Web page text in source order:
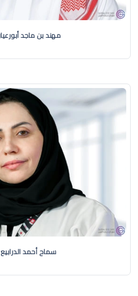
مهند بن ماجد
سماح أحمد الدرابيع